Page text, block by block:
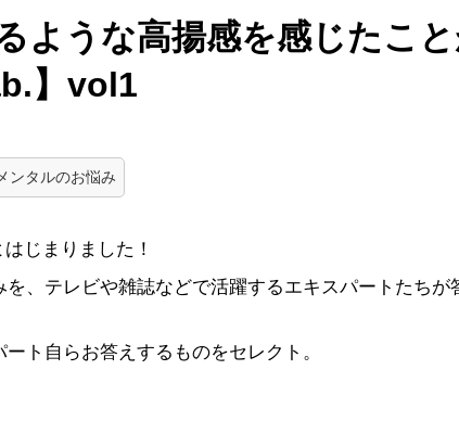
ような高揚感を感じたこ
】vol1
ンタルのお悩み
じまりました！
、テレビや雑誌などで活躍するエキスパートたち
ト自らお答えするものをセレクト。